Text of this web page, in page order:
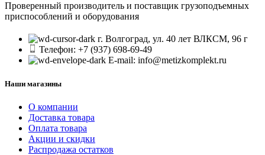
Проверенный производитель и поставщик грузоподъемных
приспособлений и оборудования
г. Волгоград, ул. 40 лет ВЛКСМ, 96 г
Телефон: +7 (937) 698-69-49
E-mail: info@metizkomplekt.ru
Наши магазины
О компании
Доставка товара
Оплата товара
Акции и скидки
Распродажа остатков